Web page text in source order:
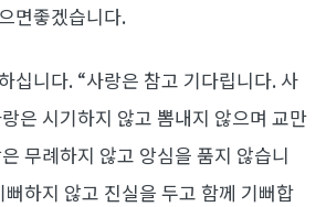
면좋겠습니다.
십니다. “사랑은 참고 기다립니다. 사
은 시기하지 않고 뽐내지 않으며 교만
무례하지 않고 앙심을 품지 않습니
하지 않고 진실을 두고 함께 기뻐합